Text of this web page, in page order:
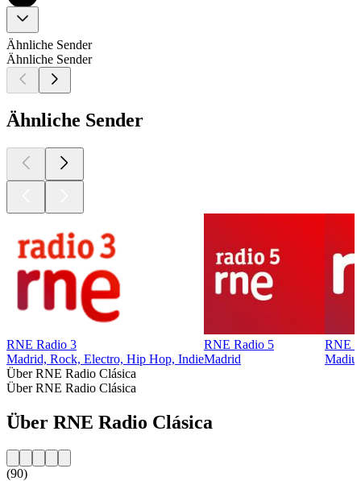
Ähnliche Sender
Ähnliche Sender
Ähnliche Sender
RNE Radio 3
Madrid, Rock, Electro, Hip Hop, Indie
RNE Radio 5
Madrid
RNE
Über RNE Radio Clásica
Über RNE Radio Clásica
Über RNE Radio Clásica
(90)